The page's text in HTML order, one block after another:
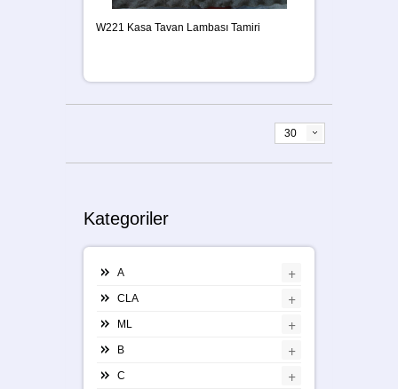
W221 Kasa Tavan Lambası Tamiri
30
Kategoriler
A +
CLA +
ML +
B +
C +